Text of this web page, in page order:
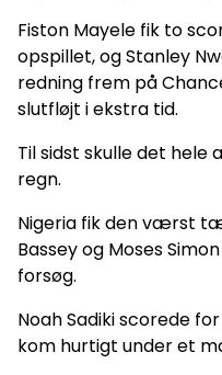
Fiston Mayele fik to
opspillet, og Stanley
redning frem på
slutfløjt i ekstra tid.
Til sidst skulle det
regn.
Nigeria fik den værst
Bassey og Moses
forsøg.
Noah Sadiki scorede
kom hurtigt under et